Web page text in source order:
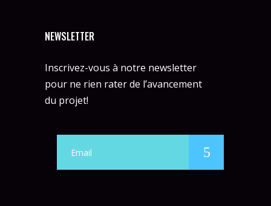
NEWSLETTER
Inscrivez-vous à notre newsletter
pour ne rien rater de l’avancement
du projet!